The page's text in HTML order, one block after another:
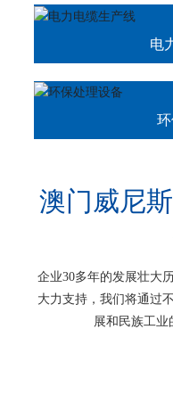
电
澳门威尼
企业30多年的发展壮大
大力支持，我们将通过
展和民族工业